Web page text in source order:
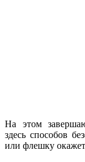
На этом
здесь способов
или флешку